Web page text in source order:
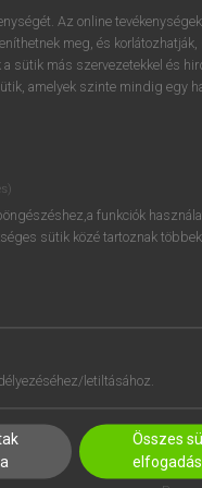
elindításához
ésbelépek.
REGISZTRÁCIÓ
Az online tevékenységek
meg, és korlátozhatják,
sütik más szervezetekkel és
amelyek szinte mindig egy
funkciók
sütik közé tartoznak
letiltásához.
Összes